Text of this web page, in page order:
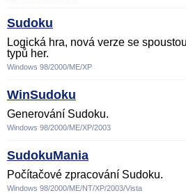
Sudoku
Logická hra, nová verze se
typů her.
Windows 98/2000/ME/XP
WinSudoku
Generování Sudoku.
Windows 98/2000/ME/XP/2003
SudokuMania
Počítačové zpracování Sudoku.
Windows 98/2000/ME/NT/XP/2003/Vista